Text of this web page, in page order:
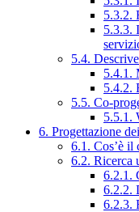
5.3.2.
5.3.3.
5.4.
5.4.1.
5.4.2.
5.5. Co-
5.5.1.
6. Progettazione
6.1. Cos’è il
6.2. Ricerca
6.2.1.
6.2.2.
6.2.3.